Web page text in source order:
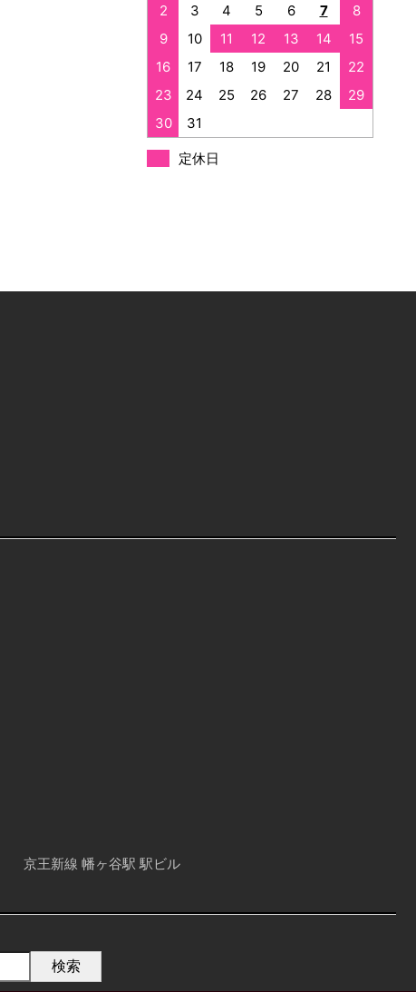
2
3 4 5 6 7
8
9
10 11 12 13 14
15
16
17 18 19 20 21
22
23
24 25 26 27 28
29
30
31
定休日
京王新線 幡ヶ谷駅 駅ビル
検索